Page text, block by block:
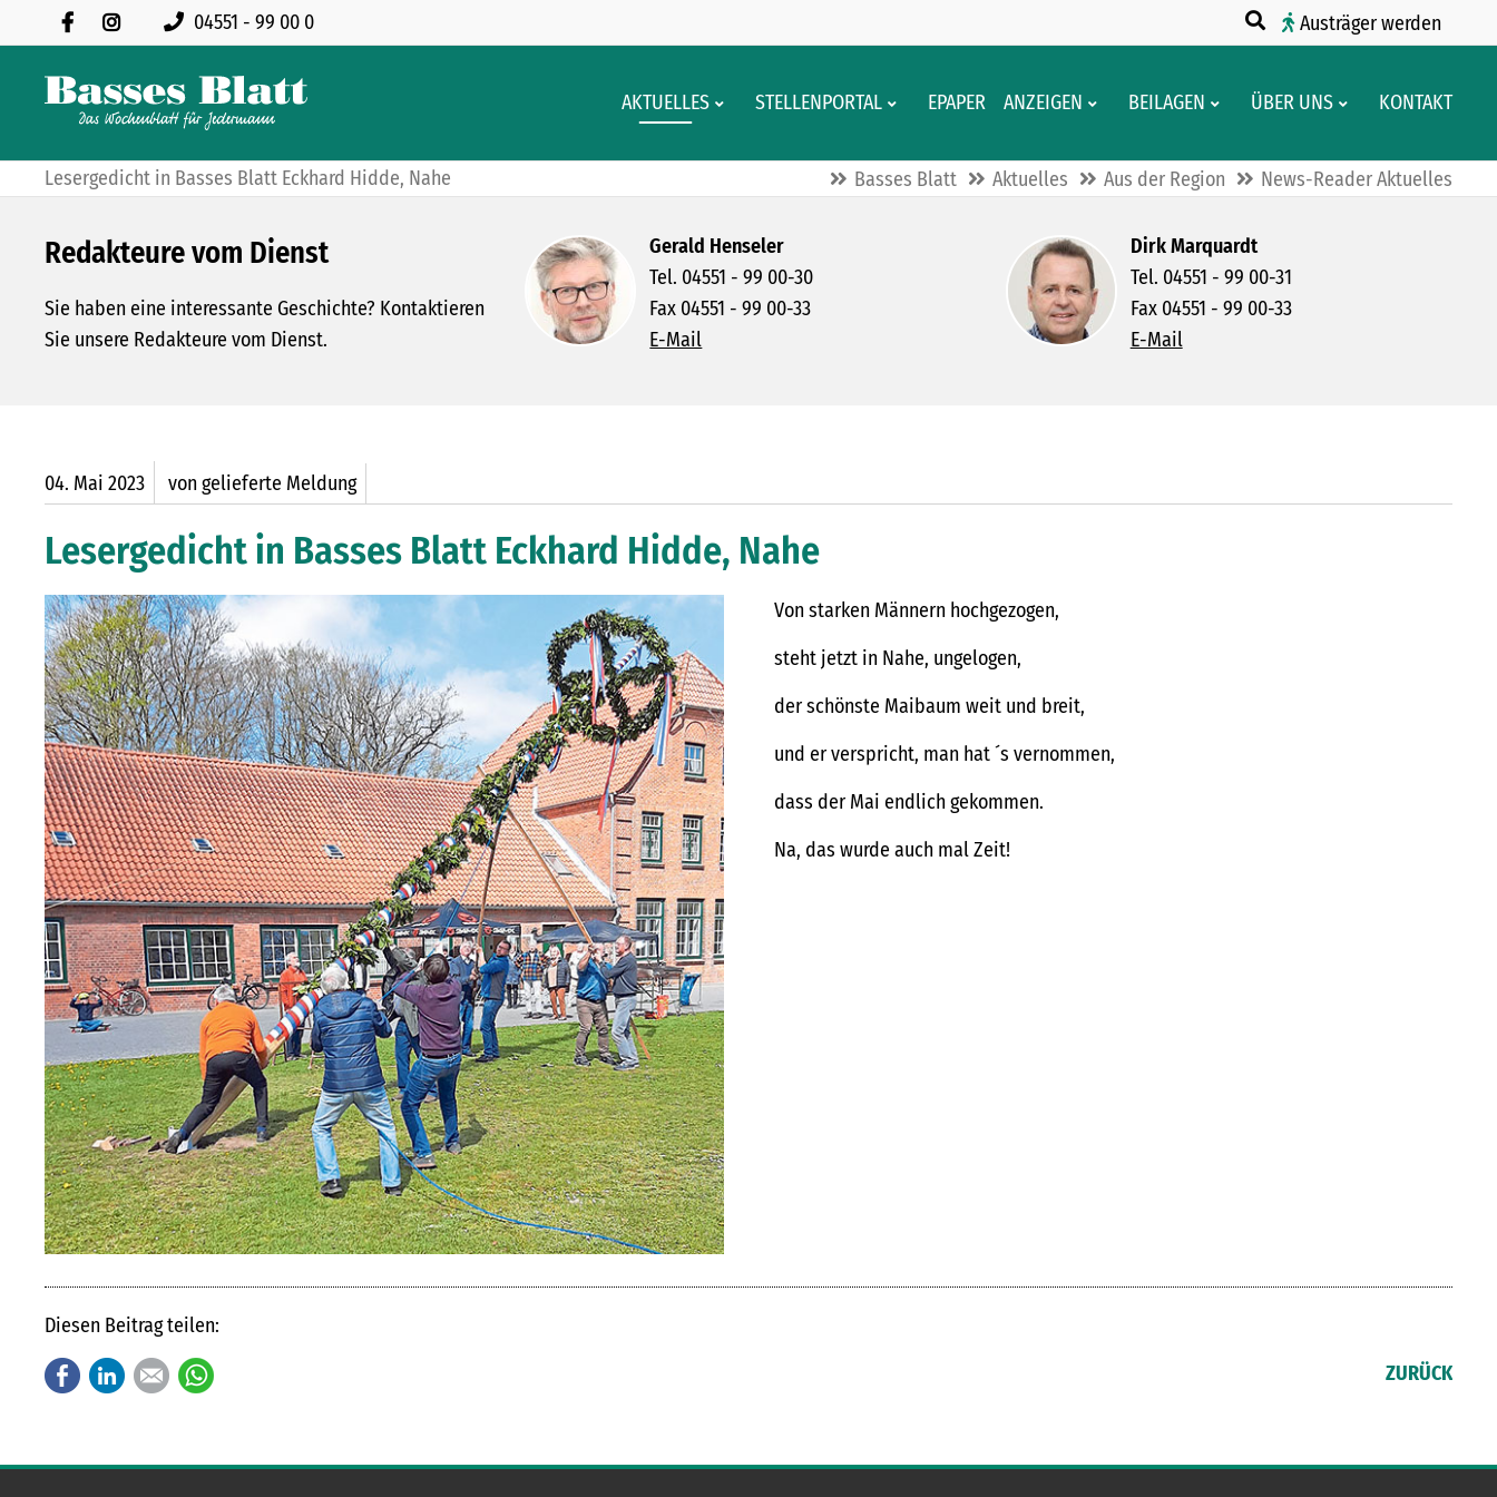
04551 - 99 00 0 Austräger werden
AKTUELLES STELLENPORTAL EPAPER ANZEIGEN BEILAGEN ÜBER UNS KONTAKT
Lesergedicht in Basses Blatt Eckhard Hidde, Nahe Basses Blatt Aktuelles Aus der Region News-Reader Aktuelles
Redakteure vom Dienst
Sie haben eine interessante Geschichte? Kontaktieren
Sie unsere Redakteure vom Dienst.
Gerald Henseler
Tel. 04551 - 99 00-30
Fax 04551 - 99 00-33
E-Mail
Dirk Marquardt
Tel. 04551 - 99 00-31
Fax 04551 - 99 00-33
E-Mail
04. Mai 2023 von gelieferte Meldung
Lesergedicht in Basses Blatt Eckhard Hidde, Nahe
Von starken Männern hochgezogen,
steht jetzt in Nahe, ungelogen,
der schönste Maibaum weit und breit,
und er verspricht, man hat ´s vernommen,
dass der Mai endlich gekommen.
Na, das wurde auch mal Zeit!
Diesen Beitrag teilen:
FacebookLinkedInE-mail ZURÜCK